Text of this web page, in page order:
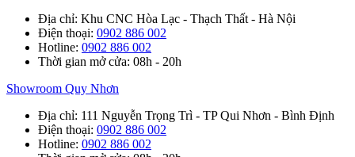
Địa chỉ: Khu CNC Hòa Lạc - Thạch Thất - Hà Nội
Điện thoại: 0902 886 002
Hotline: 0902 886 002
Thời gian mở cửa: 08h - 20h
Showroom Quy Nhơn
Địa chỉ: 111 Nguyễn Trọng Trì - TP Qui Nhơn - Bình Định
Điện thoại: 0902 886 002
Hotline: 0902 886 002